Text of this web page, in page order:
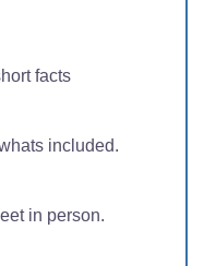
facts
included.
in person.